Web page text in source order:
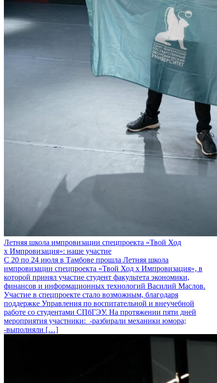
Летняя школа импровизации спецпроекта «Твой Ход
х Импровизация»: наше участие
С 20 по 24 июля в Тамбове прошла Летняя школа
импровизации спецпроекта «Твой Ход х Импровизация», в
которой принял участие студент факультета экономики,
финансов и информационных технологий Василий Маслов.
Участие в спецпроекте стало возможным, благодаря
поддержке Управления по воспитательной и внеучебной
работе со студентами СПбГЭУ. На протяжении пяти дней
мероприятия участники: -разбирали механики юмора;
-выполняли […]